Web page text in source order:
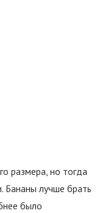
размера, но тогда
Бананы лучше брать
было